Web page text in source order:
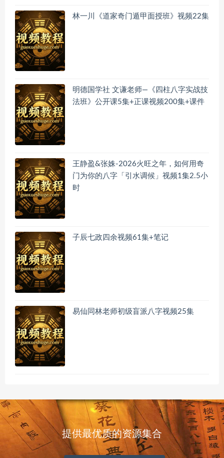
林一川《道家奇门遁甲面授班》视频22集
明德国学社 文谦老师—《四柱八字实战技
法班》公开课5集+正课视频200集+课件
王静盈&张姝-2026火旺之年，如何用奇
门为你的八字「引水调候」视频1集2.5小
时
子辰七政四余视频61集+笔记
易仙同林老师初级盲派八字视频25集
提供最优质的资源集合